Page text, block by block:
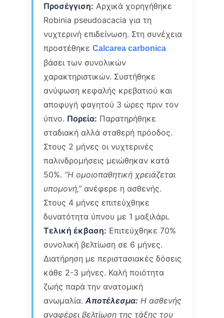
Προσέγγιση: Αρχικά χορηγήθηκε
Robinia pseudoacacia για τη
νυχτερινή επιδείνωση. Στη συνέχεια
προστέθηκε Calcarea carbonica
βάσει των συνολικών
χαρακτηριστικών. Συστήθηκε
ανύψωση κεφαλής κρεβατιού και
αποφυγή φαγητού 3 ώρες πριν τον
ύπνο. Πορεία: Παρατηρήθηκε
σταδιακή αλλά σταθερή πρόοδος.
Στους 2 μήνες οι νυχτερινές
παλινδρομήσεις μειώθηκαν κατά
50%. “Η ομοιοπαθητική χρειάζεται
υπομονή,”ανέφερε η ασθενής.
Στους 4 μήνες επιτεύχθηκε
δυνατότητα ύπνου με 1 μαξιλάρι.
Τελική έκβαση: Επιτεύχθηκε 70%
συνολική βελτίωση σε 6 μήνες.
Διατήρηση με περιστασιακές δόσεις
κάθε 2-3 μήνες. Καλή ποιότητα
ζωής παρά την ανατομική
ανωμαλία. Αποτέλεσμα: Η ασθενής
αναφέρει βελτίωση της τάξης του